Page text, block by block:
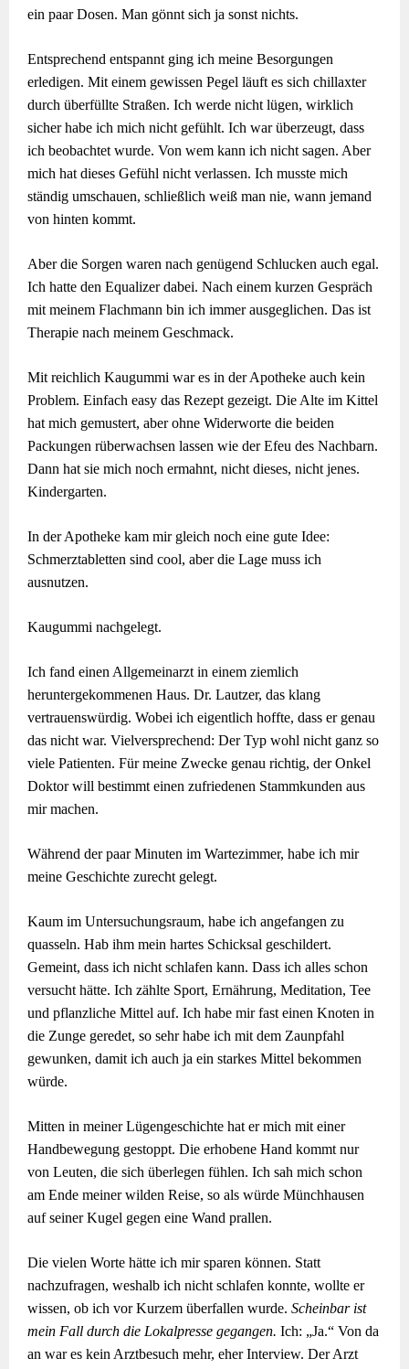
ein paar Dosen. Man gönnt sich ja sonst nichts.
Entsprechend entspannt ging ich meine Besorgungen
erledigen. Mit einem gewissen Pegel läuft es sich chillaxter
durch überfüllte Straßen. Ich werde nicht lügen, wirklich
sicher habe ich mich nicht gefühlt. Ich war überzeugt, dass
ich beobachtet wurde. Von wem kann ich nicht sagen. Aber
mich hat dieses Gefühl nicht verlassen. Ich musste mich
ständig umschauen, schließlich weiß man nie, wann jemand
von hinten kommt.
Aber die Sorgen waren nach genügend Schlucken auch egal.
Ich hatte den Equalizer dabei. Nach einem kurzen Gespräch
mit meinem Flachmann bin ich immer ausgeglichen. Das ist
Therapie nach meinem Geschmack.
Mit reichlich Kaugummi war es in der Apotheke auch kein
Problem. Einfach easy das Rezept gezeigt. Die Alte im Kittel
hat mich gemustert, aber ohne Widerworte die beiden
Packungen rüberwachsen lassen wie der Efeu des Nachbarn.
Dann hat sie mich noch ermahnt, nicht dieses, nicht jenes.
Kindergarten.
In der Apotheke kam mir gleich noch eine gute Idee:
Schmerztabletten sind cool, aber die Lage muss ich
ausnutzen.
Kaugummi nachgelegt.
Ich fand einen Allgemeinarzt in einem ziemlich
heruntergekommenen Haus. Dr. Lautzer, das klang
vertrauenswürdig. Wobei ich eigentlich hoffte, dass er genau
das nicht war. Vielversprechend: Der Typ wohl nicht ganz so
viele Patienten. Für meine Zwecke genau richtig, der Onkel
Doktor will bestimmt einen zufriedenen Stammkunden aus
mir machen.
Während der paar Minuten im Wartezimmer, habe ich mir
meine Geschichte zurecht gelegt.
Kaum im Untersuchungsraum, habe ich angefangen zu
quasseln. Hab ihm mein hartes Schicksal geschildert.
Gemeint, dass ich nicht schlafen kann. Dass ich alles schon
versucht hätte. Ich zählte Sport, Ernährung, Meditation, Tee
und pflanzliche Mittel auf. Ich habe mir fast einen Knoten in
die Zunge geredet, so sehr habe ich mit dem Zaunpfahl
gewunken, damit ich auch ja ein starkes Mittel bekommen
würde.
Mitten in meiner Lügengeschichte hat er mich mit einer
Handbewegung gestoppt. Die erhobene Hand kommt nur
von Leuten, die sich überlegen fühlen. Ich sah mich schon
am Ende meiner wilden Reise, so als würde Münchhausen
auf seiner Kugel gegen eine Wand prallen.
Die vielen Worte hätte ich mir sparen können. Statt
nachzufragen, weshalb ich nicht schlafen konnte, wollte er
wissen, ob ich vor Kurzem überfallen wurde.Scheinbar ist
mein Fall durch die Lokalpresse gegangen. Ich: „Ja.“ Von da
an war es kein Arztbesuch mehr, eher Interview. Der Arzt